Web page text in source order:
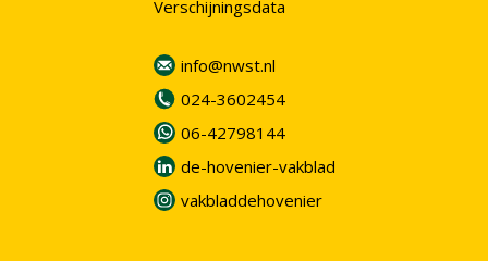
Verschijningsdata
info@nwst.nl
024-3602454
06-42798144
de-hovenier-vakblad
vakbladdehovenier